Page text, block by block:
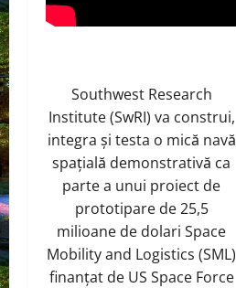
Southwest Research
Institute (SwRI) va construi,
integra și testa o mică navă
spațială demonstrativă ca
parte a unui proiect de
prototipare de 25,5
milioane de dolari Space
Mobility and Logistics (SML)
finanțat de US Space Force